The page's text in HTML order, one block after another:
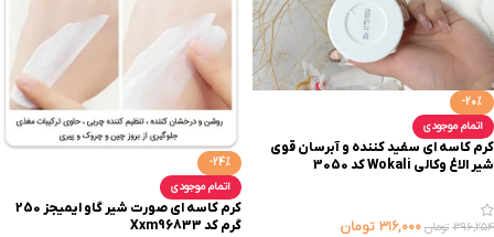
-20%
اتمام موجودی
کرم کاسه ای سفید کننده و آبرسان قوی
شیر الاغ وکالی ‏Wokali‏ کد 3050
۳۹۶,۲۵۴ تومان ۳۱۶,۰۰۰ تومان
-24%
اتمام موجودی
کرم کاسه ای صورت شیر گاو ایمیجز 250
گرم کد Xxm96833